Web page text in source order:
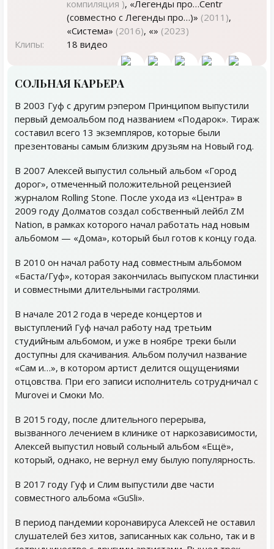
компиляция ), «Легенды про…Centr
(совместно с Легенды про…)» (2011),
«Система» (2016), «» (2023)
Клипы:
18 видео
СОЛЬНАЯ КАРЬЕРА
В 2003 Гуф с другим рэпером Принципом выпустили
первый демоальбом под названием «Подарок». Тираж
составил всего 13 экземпляров, которые были
презентованы самым близким друзьям на Новый год.
В 2007 Алексей выпустил сольный альбом «Город
дорог», отмеченный положительной рецензией
журналом Rolling Stone. После ухода из «Центра» в
2009 году Долматов создал собственный лейбл ZM
Nation, в рамках которого начал работать над новым
альбомом — «Дома», который был готов к концу года.
В 2010 он начал работу над совместным альбомом
«Баста/Гуф», которая закончилась выпуском пластинки
и совместными длительными гастролями.
В начале 2012 года в череде концертов и
выступлений Гуф начал работу над третьим
студийным альбомом, и уже в ноябре треки были
доступны для скачивания. Альбом получил название
«Сам и…», в котором артист делится ощущениями
отцовства. При его записи исполнитель сотрудничал с
Murovei и Смоки Мо.
В 2015 году, после длительного перерыва,
вызванного лечением в клинике от наркозависимости,
Алексей выпустил новый сольный альбом «Ещё»,
который, однако, не вернул ему былую популярность.
В 2017 году Гуф и Слим выпустили две части
совместного альбома «GuSli».
В период пандемии коронавируса Алексей не оставил
слушателей без хитов, записанных как сольно, так и в